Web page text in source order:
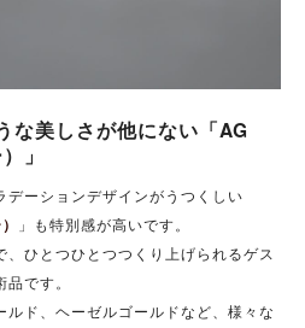
な美しさが他にない「AG
」
ーションデザインがうつくしい
」も特別感が高いです。
ひとつひとつつくり上げられるゲス
です。
ド、ヘーゼルゴールドなど、様々な